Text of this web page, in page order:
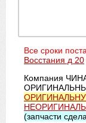
Все сроки
Восстания д 20
Компания
(запчасти